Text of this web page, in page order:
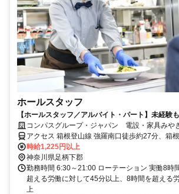
ホールスタッフ
【ホールスタッフ／アルバイト・パート】未経験
かせる！
コンパスグループ・ジャパン 電設・家具みや
21018_p
アクセス 箱根登山線 強羅南口徒歩約27分、箱
口徒歩約27分、箱根登山線 彫刻の森徒歩約27分
時給1,225円以上
神奈川県足柄下郡
勤務時間 6:30～21:00 ローテーション 実働8時
超える労働に対して45分以上、8時間を超える
上